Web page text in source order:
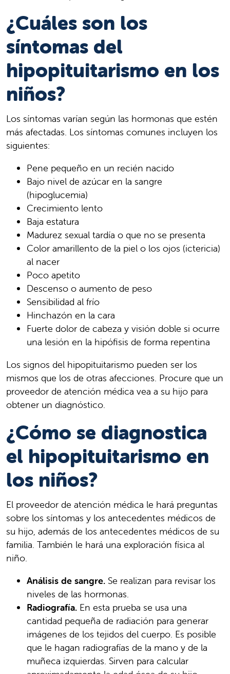
¿Cuáles son los
síntomas del
hipopituitarismo en los
niños?
Los síntomas varían según las hormonas que estén
más afectadas. Los síntomas comunes incluyen los
siguientes:
Pene pequeño en un recién nacido
Bajo nivel de azúcar en la sangre
(hipoglucemia)
Crecimiento lento
Baja estatura
Madurez sexual tardía o que no se presenta
Color amarillento de la piel o los ojos (ictericia)
al nacer
Poco apetito
Descenso o aumento de peso
Sensibilidad al frío
Hinchazón en la cara
Fuerte dolor de cabeza y visión doble si ocurre
una lesión en la hipófisis de forma repentina
Los signos del hipopituitarismo pueden ser los
mismos que los de otras afecciones. Procure que un
proveedor de atención médica vea a su hijo para
obtener un diagnóstico.
¿Cómo se diagnostica
el hipopituitarismo en
los niños?
El proveedor de atención médica le hará preguntas
sobre los síntomas y los antecedentes médicos de
su hijo, además de los antecedentes médicos de su
familia. También le hará una exploración física al
niño.
Análisis de sangre. Se realizan para revisar los
niveles de las hormonas.
Radiografía. En esta prueba se usa una
cantidad pequeña de radiación para generar
imágenes de los tejidos del cuerpo. Es posible
que le hagan radiografías de la mano y de la
muñeca izquierdas. Sirven para calcular